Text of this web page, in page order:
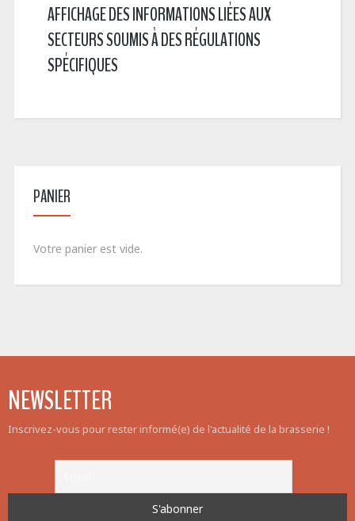
AFFICHAGE DES INFORMATIONS LIÉES AUX
SECTEURS SOUMIS À DES RÉGULATIONS
SPÉCIFIQUES
PANIER
Votre panier est vide.
NEWSLETTER
Inscrivez-vous pour rester informé(e) de l'actualité de la brasserie !